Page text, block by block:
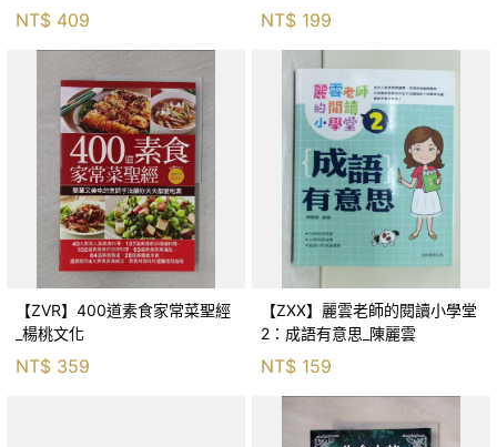
NT$ 409 NT$ 199
【ZVR】400道素食家常菜聖經
_楊桃文化
NT$ 359
【ZXX】麗雲老師的閱讀小學堂
2：成語有意思_陳麗雲
NT$ 159